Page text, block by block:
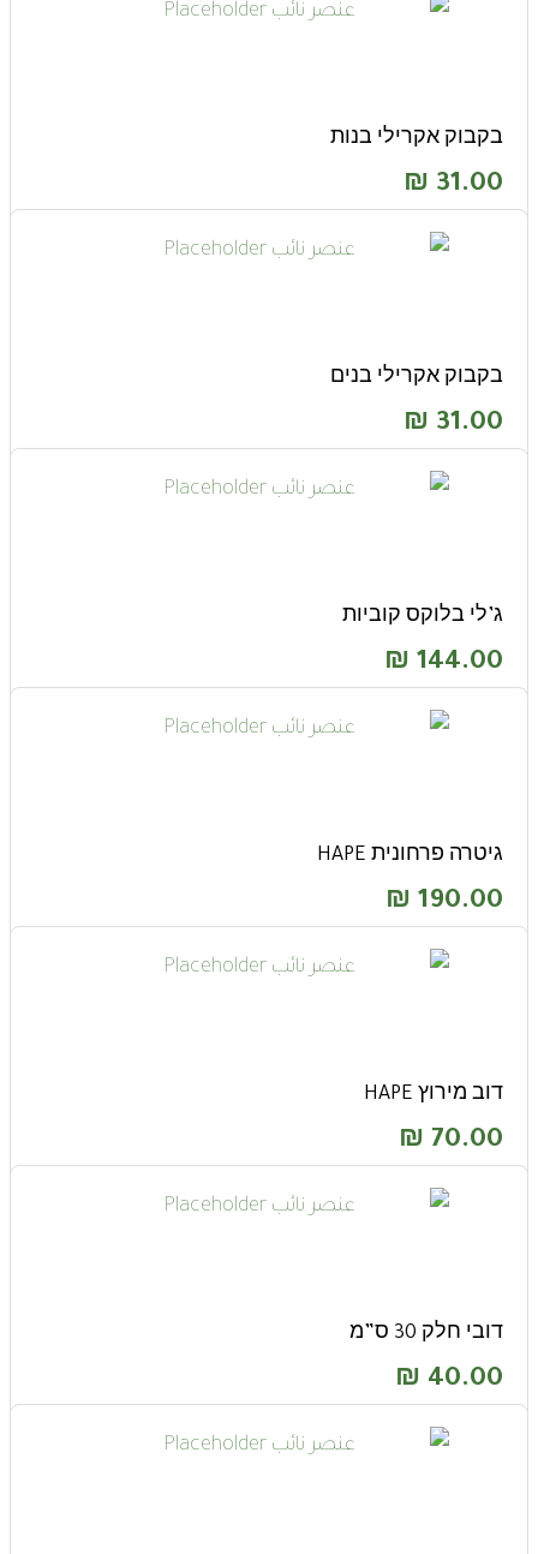
בקבוק אקרילי בנות
31.00
₪
בקבוק אקרילי בנים
31.00
₪
ג’לי בלוקס קוביות
144.00
₪
גיטרה פרחונית HAPE
190.00
₪
דוב מירוץ HAPE
70.00
₪
דובי חלק 30 ס”מ
40.00
₪